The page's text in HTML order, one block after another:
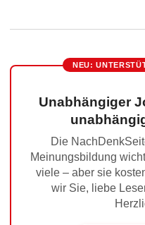
NEU:
Unabhängiger
Die
Meinungsbildung
viele – aber sie
wir Sie, liebe